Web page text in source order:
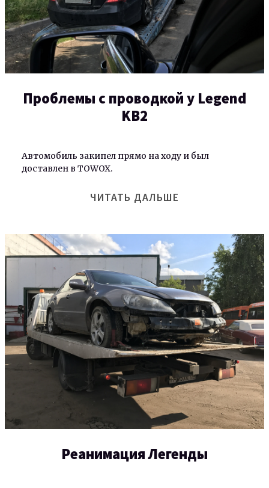
Проблемы с проводкой у Legend
KB2
Автомобиль закипел прямо на ходу и был
доставлен в TOWOX.
ЧИТАТЬ ДАЛЬШЕ
Реанимация Легенды